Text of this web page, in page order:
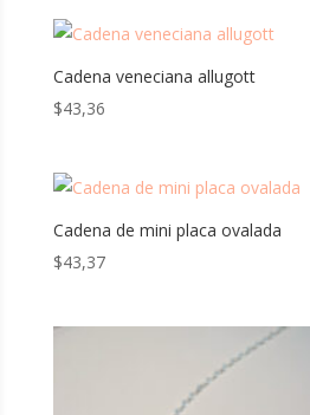
Cadena veneciana allugott
$43,36
Cadena de mini placa ovalada
$43,37